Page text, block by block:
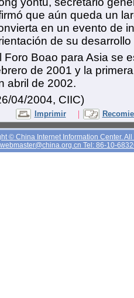
que aún queda un
en un evento de
de su desarrollo
Foro Boao para Asia se
de 2001 y la
abril de 2002.
04/2004, CIIC)
Imprimir |
© China Internet Information Center.
Tel: 86-10-